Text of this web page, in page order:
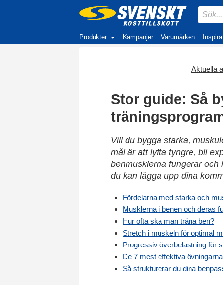
Produkter Kampanjer Varumärken
Aktuella
Stor guide: Så
Vill du bygga starka,
mål är att lyfta tyngre, bli
benmusklerna fungerar och
du kan lägga upp dina
Fördelarna med starka och
Musklerna i benen och deras
Hur ofta ska man träna ben?
Stretch i muskeln för optimal
Progressiv överbelastning för
De 7 mest effektiva
Så strukturerar du dina